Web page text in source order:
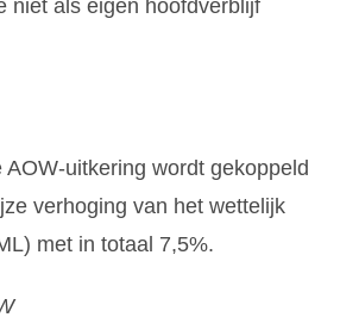
niet als eigen hoofdverblijf
AOW-uitkering wordt gekoppeld
verhoging van het wettelijk
met in totaal 7,5%.